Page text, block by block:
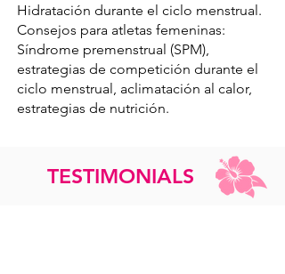
Hidratación durante el ciclo menstrual.
Consejos para atletas femeninas:
Síndrome premenstrual (SPM),
estrategias de competición durante el
ciclo menstrual, aclimatación al calor,
estrategias de nutrición.
TESTIMONIALS